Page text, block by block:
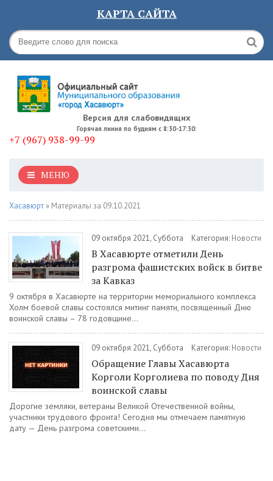
КАРТА САЙТА
Версия для слабовидящих
Горячая линия по будням с 8:30-17:30:
+7 (967) 938-99-99
МЕНЮ
Хасавюрт » Материалы за 09.10.2021
09 октября 2021, Суббота Категория: Новости
В Хасавюрте отметили День
разгрома фашистских войск в битве
за Кавказ
9 октября в Хасавюрте на территории мемориального комплекса
Холм боевой славы состоялся митинг памяти, посвященный Дню
воинской славы – 78 годовщине...
09 октября 2021, Суббота Категория: Новости
Обращение Главы Хасавюрта
Корголи Корголиева по поводу Дня
воинской славы
Дорогие земляки, ветераны Великой Отечественной войны,
участники трудового фронта! Сегодня мы отмечаем памятную
дату — День разгрома советскими...